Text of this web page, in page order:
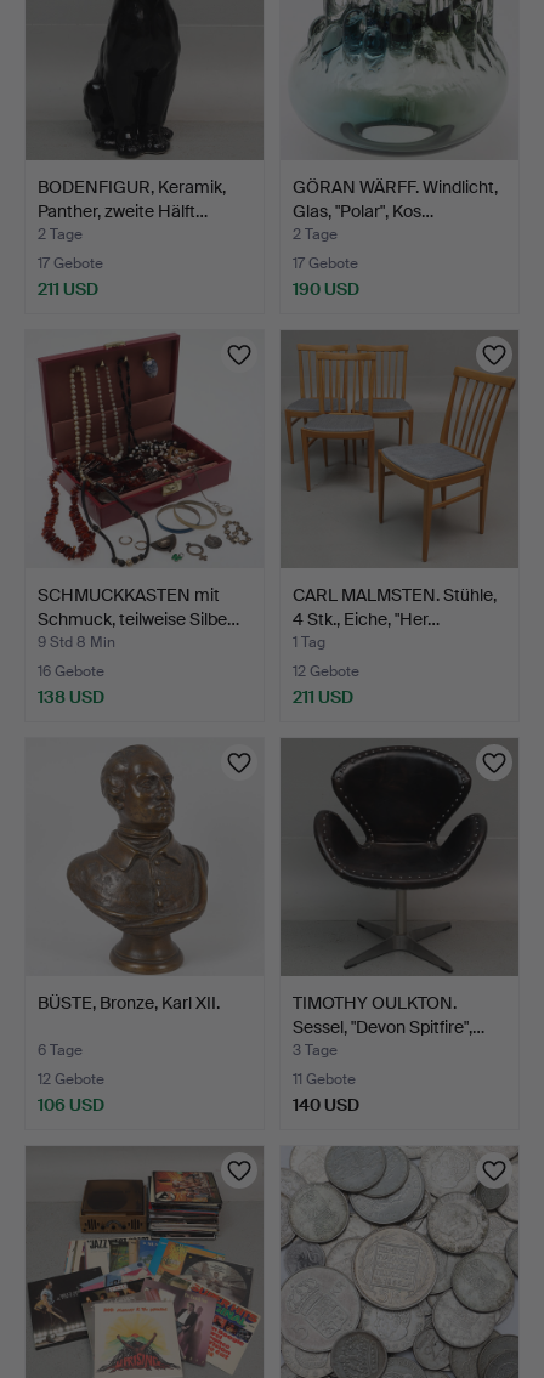
BODENFIGUR, Keramik,
Panther, zweite Hälft…
2 Tage
17 Gebote
211 USD
GÖRAN WÄRFF. Windlicht,
Glas, "Polar", Kos…
2 Tage
17 Gebote
190 USD
SCHMUCKKASTEN mit
Schmuck, teilweise Silbe…
9 Std 8 Min
16 Gebote
138 USD
CARL MALMSTEN. Stühle,
4 Stk., Eiche, "Her…
1 Tag
12 Gebote
211 USD
BÜSTE, Bronze, Karl XII.
6 Tage
12 Gebote
106 USD
TIMOTHY OULKTON.
Sessel, "Devon Spitfire",…
3 Tage
11 Gebote
140 USD